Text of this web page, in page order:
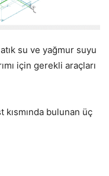
su ve yağmur suyu
için gerekli araçları
kısmında bulunan üç